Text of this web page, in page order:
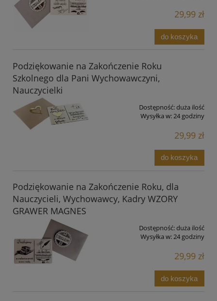
29,99 zł
do koszyka
Podziękowanie na Zakończenie Roku
Szkolnego dla Pani Wychowawczyni,
Nauczycielki
Dostępność:duża ilość
Wysyłka w:24 godziny
29,99 zł
do koszyka
Podziękowanie na Zakończenie Roku, dla
Nauczycieli, Wychowawcy, Kadry WZORY
GRAWER MAGNES
Dostępność:duża ilość
Wysyłka w:24 godziny
29,99 zł
do koszyka